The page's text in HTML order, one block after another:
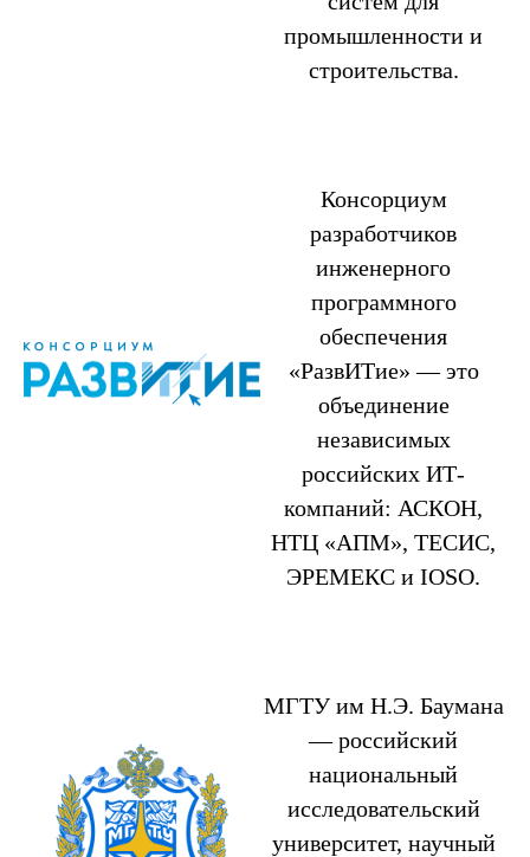
промышленности и
строительства.
Консорциум
разработчиков
инженерного
программного
обеспечения
«РазвИТие» — это
объединение
независимых
российских ИТ-
компаний: АСКОН,
НТЦ «АПМ», ТЕСИС,
ЭРЕМЕКС и IOSO.
МГТУ им Н.Э. Баумана
— российский
национальный
исследовательский
университет, научный